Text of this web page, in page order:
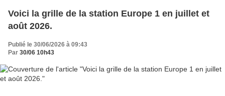
Voici la grille de la station Europe 1 en juillet et
août 2026.
Publié le 30/06/2026 à 09:43
Par 30/06 10h43